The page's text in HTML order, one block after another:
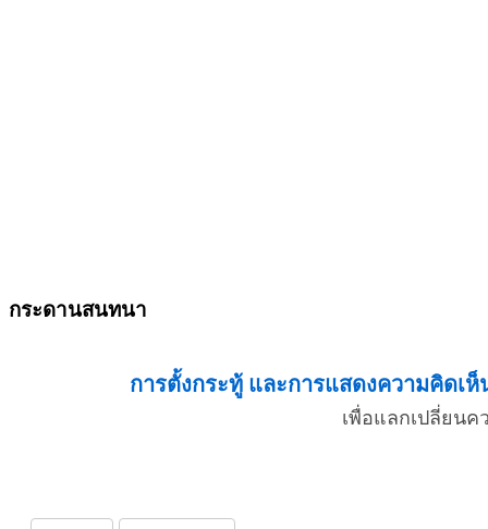
กระดานสนทนา
การตั้งกระทู้ และการแสดงความคิด
เพื่อแลกเปลี่ยน